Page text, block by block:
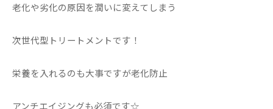
老化や劣化の原因を潤いに変えてしまう
次世代型トリートメントです！
栄養を入れるのも大事ですが老化防止
アンチエイジングも必須です☆